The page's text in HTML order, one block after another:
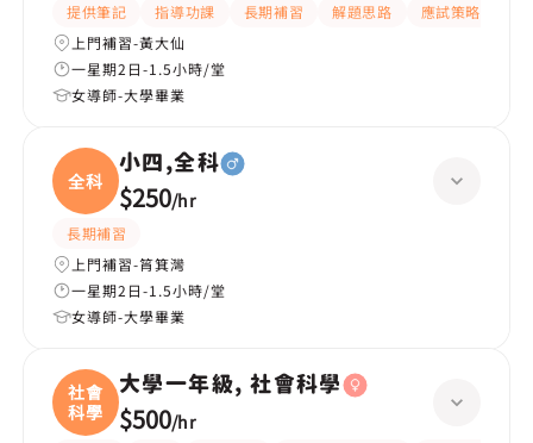
提供筆記 指導功課 長期補習 解題思路 應試策略
上門補習-黃大仙
一星期2日-1.5小時/堂
女導師-大學畢業
全科
小四,全科
$250/hr
長期補習
上門補習-筲箕灣
一星期2日-1.5小時/堂
女導師-大學畢業
社會
科學
大學一年級, 社會科學
$500/hr